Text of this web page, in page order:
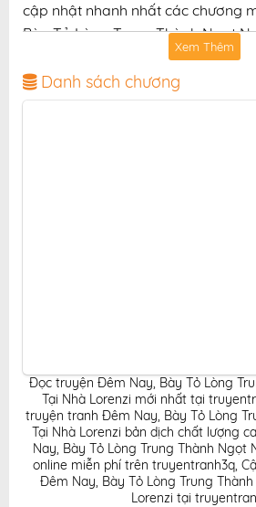
cập nhật nhanh nhất các chương
Bày Tỏ Lòng Trung Thành Ngọt
Lorenzi" với chất lượng hình ảnh
chuẩn và giao diện thân thiện,
đọc truyện hấp dẫn, tiện lợi, hoàn
Xem Thêm
Danh sách chương
Đọc truyện Đêm Nay, Bày Tỏ Lòng
Tại Nhà Lorenzi mới nhất tại
truyện tranh Đêm Nay, Bày Tỏ Lòng
Tại Nhà Lorenzi bản dịch chất lượng
Nay, Bày Tỏ Lòng Trung Thành Ngọt
online miễn phí trên truyentranh3q,
Đêm Nay, Bày Tỏ Lòng Trung
Lorenzi tại